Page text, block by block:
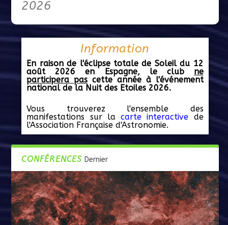
2026
Nuit des étoiles 2025
Information
En raison de l'éclipse totale de Soleil du 12
août 2026 en Espagne, le club ne
participera pas cette année à l'événement
national de la Nuit des Etoiles 2026.
Vous trouverez l'ensemble des
manifestations sur lacarte interactive de
l'Association Française d'Astronomie.
CONFÉRENCES Dernier